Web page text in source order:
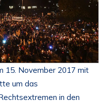
15. November 2017 mit
um das
in den